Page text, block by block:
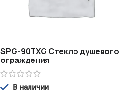
SPG-90TXG Стекло душевого
ограждения
В наличии